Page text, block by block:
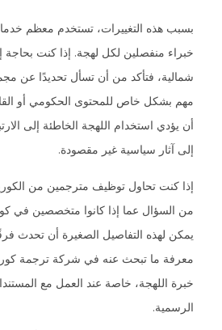
بسبب هذه التغييرات، تستخدم معظم
خبراء منفصلين لكل لهجة. إذا كنت بحاجة
شمالية، فتأكد من أن تسأل تحديدًا عن
مهم بشكل خاص للمحتوى الحكومي أو
أن يؤدي استخدام اللهجة الخاطئة إلى
إلى آثار سياسية غير مقصودة.
إذا كنت تحاول توظيف مترجمين من الكورية
من السؤال عما إذا كانوا متخصصين في
يمكن لهذه التفاصيل الصغيرة أن تحدث
معرفة ما تبحث عنه في شركة ترجمة
خبرة اللهجة، خاصة عند العمل مع
الرسمية.